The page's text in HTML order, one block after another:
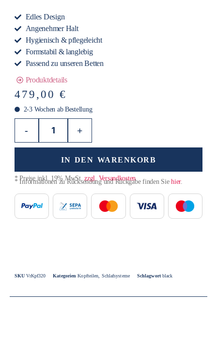
Edles Design
Angenehmer Halt
Hygienisch & pflegeleicht
Formstabil & langlebig
Passend zu unseren Betten
Produktdetails
479,00 €
2-3 Wochen ab Bestellung
- +
IN DEN WARENKORB
* Preise inkl. 19% MwSt.zzgl. Versandkosten
* Informationen zu Rücksendung und Rückgabe finden Siehier.
SKUVrKpf320 Kategorien Kopfteilen, Schlafsysteme Schlagwort black